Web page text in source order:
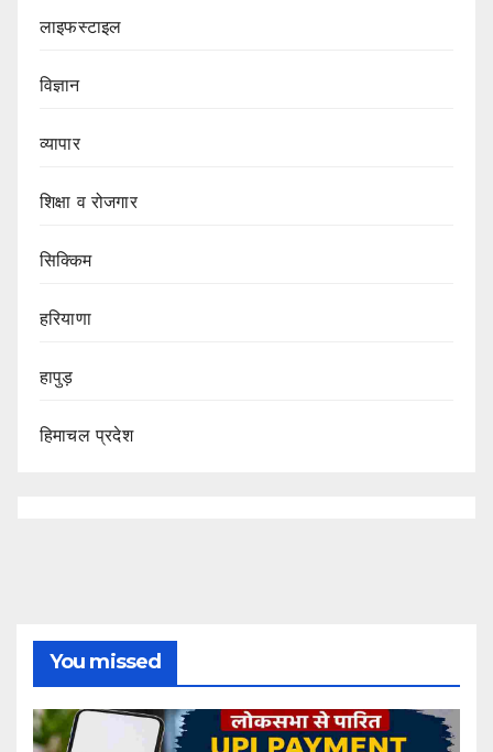
लाइफस्टाइल
विज्ञान
व्यापार
शिक्षा व रोजगार
सिक्किम
हरियाणा
हापुड़
हिमाचल प्रदेश
You missed